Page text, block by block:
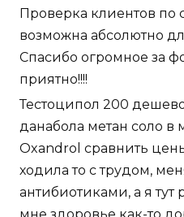
Проверка клиентов по
возможна абсолютно
Спасибо огромное за
приятно!!!!
Тестоципол 200
данабола метан соло в
Oxandrol сравнить
ходила то с трудом,
антибиотиками, а я